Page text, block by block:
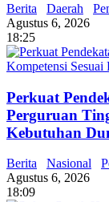
Berita Daerah
Agustus 6, 2026
18:25
Perkuat
Perguruan
Kebutuhan
Berita Nasional
Agustus 6, 2026
18:09